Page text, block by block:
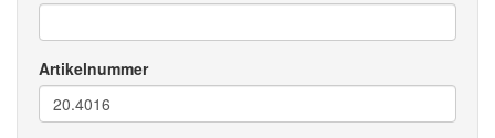
Artikelnummer